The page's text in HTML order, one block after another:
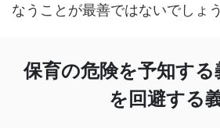
なうことが最善ではないでしょう
保育の危険を予知す
を回避する